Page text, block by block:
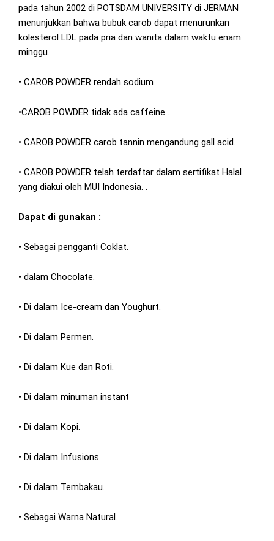
pada tahun 2002 di POTSDAM UNIVERSITY di JERMAN
menunjukkan bahwa bubuk carob dapat menurunkan
kolesterol LDL pada pria dan wanita dalam waktu enam
minggu.
• CAROB POWDER rendah sodium
•CAROB POWDER tidak ada caffeine .
• CAROB POWDER carob tannin mengandung gall acid.
• CAROB POWDER telah terdaftar dalam sertifikat Halal
yang diakui oleh MUI Indonesia. .
Dapat di gunakan :
• Sebagai pengganti Coklat.
• dalam Chocolate.
• Di dalam Ice-cream dan Youghurt.
• Di dalam Permen.
• Di dalam Kue dan Roti.
• Di dalam minuman instant
• Di dalam Kopi.
• Di dalam Infusions.
• Di dalam Tembakau.
• Sebagai Warna Natural.